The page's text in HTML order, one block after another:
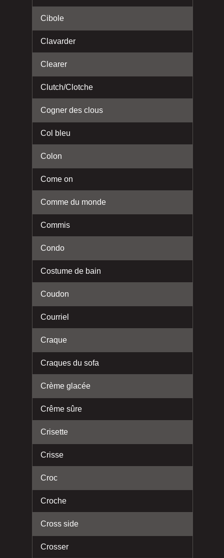
Cibole
Clavarder
Clearer
Clutch/Clotche
Cogner des clous
Col bleu
Colon
Come on
Comme du monde
Commis
Condo
Costume de bain
Coudon
Courriel
Craque
Craques du sofa
Crème glacée
Crême sûre
Crisette
Crisse
Croc
Croche
Cross side
Crosser